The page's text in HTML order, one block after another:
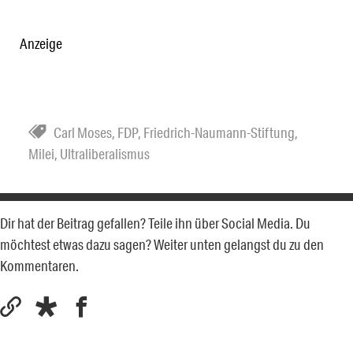
Anzeige
Carl Moses, FDP, Friedrich-Naumann-Stiftung,
Milei, Ultraliberalismus
Dir hat der Beitrag gefallen? Teile ihn über Social Media. Du
möchtest etwas dazu sagen? Weiter unten gelangst du zu den
Kommentaren.